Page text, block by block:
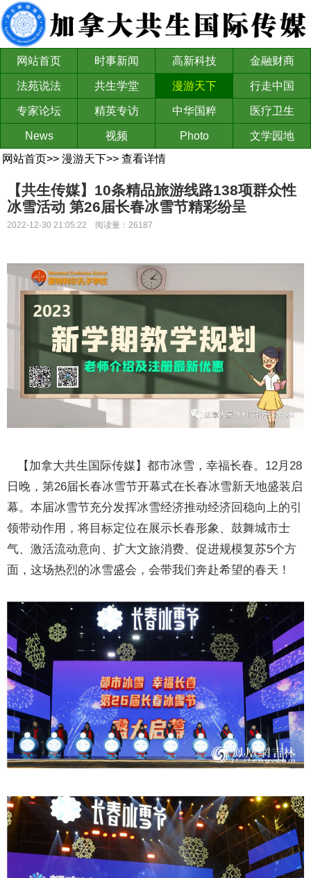
网站首页 时事新闻 高新科技 金融财商
法苑说法 共生学堂 漫游天下 行走中国
专家论坛 精英专访 中华国粹 医疗卫生
News 视频 Photo
文学园地
网站首页>> 漫游天下>> 查看详情
【共生传媒】10条精品旅游线路138项群众性
冰雪活动 第26届长春冰雪节精彩纷呈
2022-12-30 21:05:22 阅读量：26187
【加拿大共生国际传媒】都市冰雪，幸福长春。12月28
日晚，第26届长春冰雪节开幕式在长春冰雪新天地盛装启
幕。本届冰雪节充分发挥冰雪经济推动经济回稳向上的引
领带动作用，将目标定位在展示长春形象、鼓舞城市士
气、激活流动意向、扩大文旅消费、促进规模复苏5个方
面，这场热烈的冰雪盛会，会带我们奔赴希望的春天！